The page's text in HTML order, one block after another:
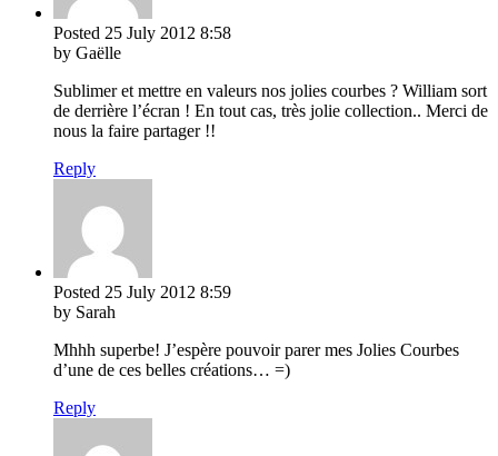
Posted 25 July 2012 8:58
by Gaëlle
Sublimer et mettre en valeurs nos jolies courbes ? William sort
de derrière l’écran ! En tout cas, très jolie collection.. Merci de
nous la faire partager !!
Reply
Posted 25 July 2012 8:59
by Sarah
Mhhh superbe! J’espère pouvoir parer mes Jolies Courbes
d’une de ces belles créations… =)
Reply